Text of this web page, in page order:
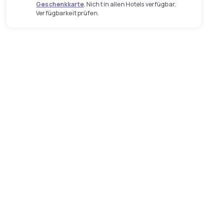
Geschenkkarte. Nicht in allen Hotels verfügbar.
Verfügbarkeit prüfen.